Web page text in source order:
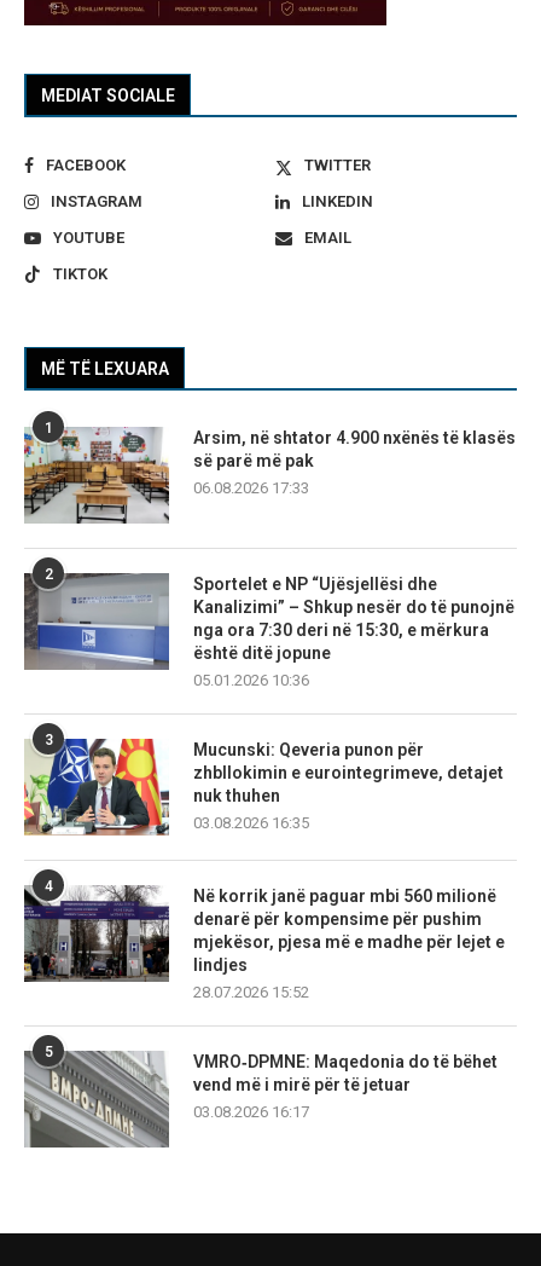
MEDIAT SOCIALE
FACEBOOK
TWITTER
INSTAGRAM
LINKEDIN
YOUTUBE
EMAIL
TIKTOK
MË TË LEXUARA
1
Arsim, në shtator 4.900 nxënës të klasës
së parë më pak
06.08.2026 17:33
2
Sportelet e NP “Ujësjellësi dhe
Kanalizimi” – Shkup nesër do të punojnë
nga ora 7:30 deri në 15:30, e mërkura
është ditë jopune
05.01.2026 10:36
3
Mucunski: Qeveria punon për
zhbllokimin e eurointegrimeve, detajet
nuk thuhen
03.08.2026 16:35
4
Në korrik janë paguar mbi 560 milionë
denarë për kompensime për pushim
mjekësor, pjesa më e madhe për lejet e
lindjes
28.07.2026 15:52
5
VMRO‑DPMNE: Maqedonia do të bëhet
vend më i mirë për të jetuar
03.08.2026 16:17